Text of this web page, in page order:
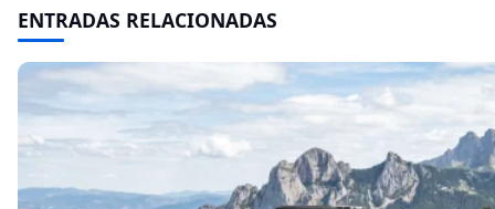
ENTRADAS RELACIONADAS